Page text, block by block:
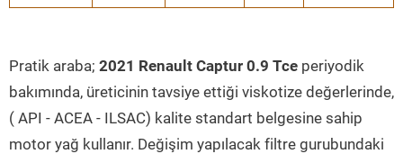
Pratik araba; 2021 Renault Captur 0.9 Tce periyodik
bakımında, üreticinin tavsiye ettiği viskotize değerlerinde,
( API - ACEA - ILSAC) kalite standart belgesine sahip
motor yağ kullanır. Değişim yapılacak filtre gurubundaki